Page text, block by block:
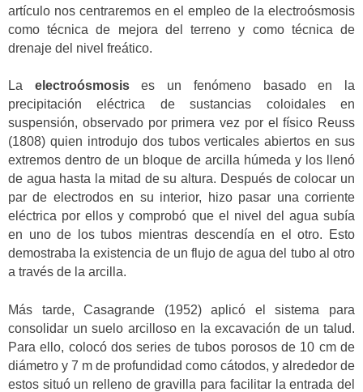
artículo nos centraremos en el empleo de la electroósmosis
como técnica de mejora del terreno y como técnica de
drenaje del nivel freático.
La electroósmosises un fenómeno basado en la
precipitación eléctrica de sustancias coloidales en
suspensión, observado por primera vez por el físico Reuss
(1808) quien introdujo dos tubos verticales abiertos en sus
extremos dentro de un bloque de arcilla húmeda y los llenó
de agua hasta la mitad de su altura. Después de colocar un
par de electrodos en su interior, hizo pasar una corriente
eléctrica por ellos y comprobó que el nivel del agua subía
en uno de los tubos mientras descendía en el otro. Esto
demostraba la existencia de un flujo de agua del tubo al otro
a través de la arcilla.
Más tarde, Casagrande (1952) aplicó el sistema para
consolidar un suelo arcilloso en la excavación de un talud.
Para ello, colocó dos series de tubos porosos de 10 cm de
diámetro y 7 m de profundidad como cátodos, y alrededor de
estos situó un relleno de gravilla para facilitar la entrada del